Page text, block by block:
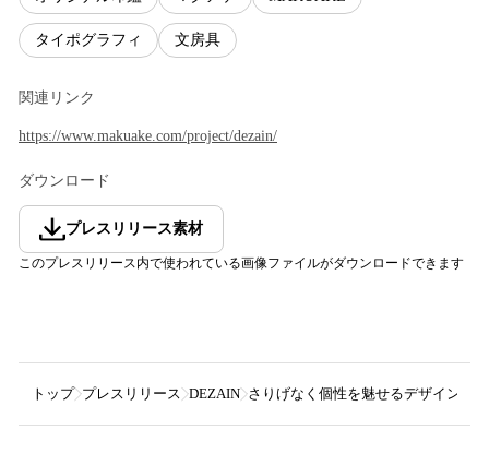
タイポグラフィ 文房具
関連リンク
https://www.makuake.com/project/dezain/
ダウンロード
プレスリリース素材
このプレスリリース内で使われている画像ファイルがダウンロードできます
トップ プレスリリース DEZAIN さりげなく個性を魅せるデザイン印